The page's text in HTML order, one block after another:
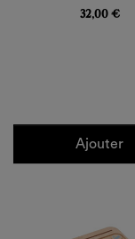
32,00 €
Ajouter